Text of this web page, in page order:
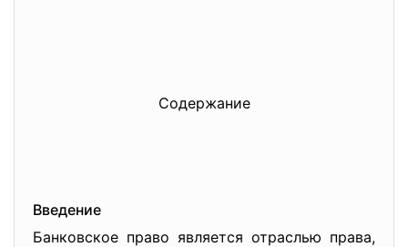
Содержание
Введение
Банковское право является отраслью права,